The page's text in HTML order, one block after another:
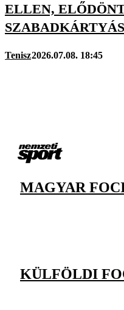
ELLEN,
Tenisz2026.07.08. 18:45
MAGYAR
KÜLFÖLDI